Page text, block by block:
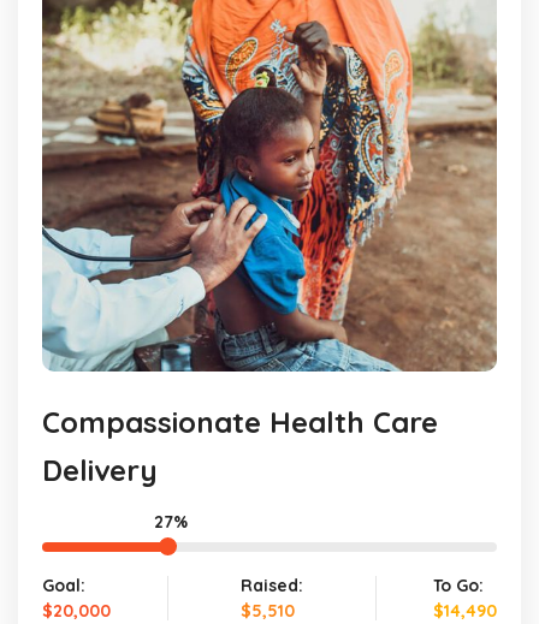
Compassionate Health Care
Delivery
27%
Goal:
$20,000
Raised:
$5,510
To Go:
$14,490